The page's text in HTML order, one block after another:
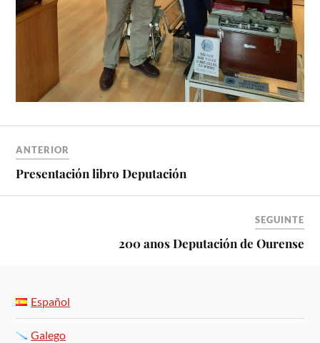
ANTERIOR
Presentación libro Deputación
SEGUINTE
200 anos Deputación de Ourense
Español
Galego